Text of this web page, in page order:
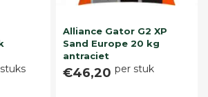
Alliance Gator G2 XP
Sand Europe 20 kg
antraciet
€46,20 per stuk